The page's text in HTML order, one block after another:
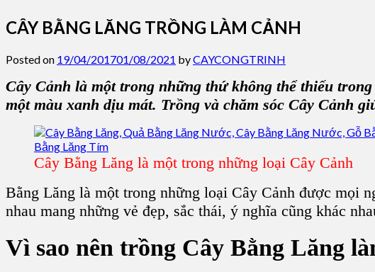
CÂY BẰNG LĂNG TRỒNG LÀM CẢNH
Posted on 19/04/201701/08/2021 byCAYCONGTRINH
Cây Cảnh là một trong những thứ không thể thiếu
một màu xanh dịu mát. Trồng và chăm sóc Cây Cảnh
Cây Bằng Lăng là một trong những loại Cây Cảnh
Bằng Lăng là một trong những loại Cây Cảnh được mọi
nhau mang những vẻ đẹp, sắc thái, ý nghĩa cũng khác
Vì sao nên trồng Cây Bằng Lăng